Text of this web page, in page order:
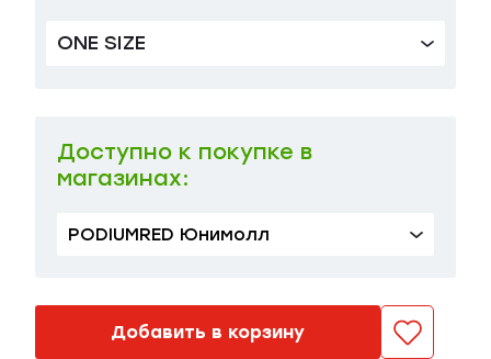
ONE SIZE
Доступно к покупке в
магазинах:
PODIUMRED Юнимолл
Добавить в корзину